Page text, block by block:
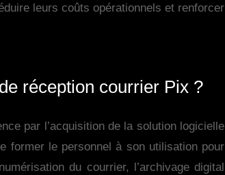
leurs coûts opérationnels et renforcer
réception courrier Pix ?
par l’acquisition de la solution logicielle
former le personnel à son utilisation pour
du courrier, l’archivage digital